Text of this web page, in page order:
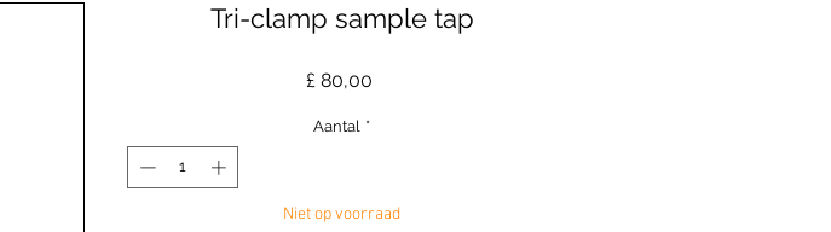
Tri-clamp sample tap
£ 80,00Prijs
Aantal *
Niet op voorraad